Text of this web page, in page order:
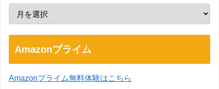
Amazonプライム
Amazonプライム無料体験はこちら